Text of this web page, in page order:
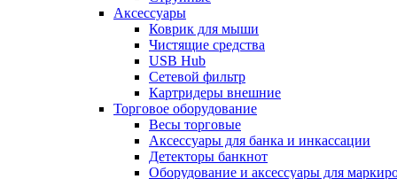
Аксессуары
Коврик для мыши
Чистящие средства
USB Hub
Сетевой фильтр
Картридеры внешние
Торговое оборудование
Весы торговые
Аксессуары для банка и инкассации
Детекторы банкнот
Оборудование и аксессуары для